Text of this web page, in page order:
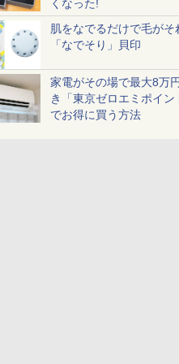
くなった!
肌をなでるだけで毛がそ
「なでそり」貝印
家電がその場で最大8万円
き「東京ゼロエミポイン
でお得に買う方法